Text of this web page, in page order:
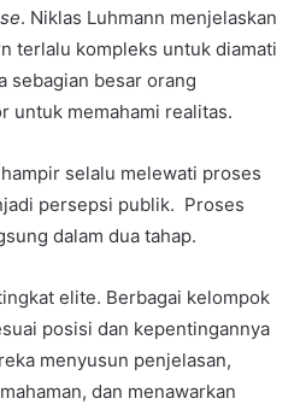
. Niklas Luhmann menjelaskan
terlalu kompleks untuk diamati
sebagian besar orang
untuk memahami realitas.
selalu melewati proses
persepsi publik. Proses
dalam dua tahap.
elite. Berbagai kelompok
posisi dan kepentingannya
menyusun penjelasan,
dan menawarkan